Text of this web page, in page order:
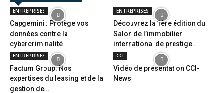
ENTREPRISES
Capgemini : Protège vos
données contre la
cybercriminalité
ENTREPRISES
Découvrez la 1ère édition du
Salon de l’immobilier
international de prestige...
ENTREPRISES
Factum Group: Nos
expertises du leasing et de la
gestion de...
CCI
Vidéo de présentation CCI-
News